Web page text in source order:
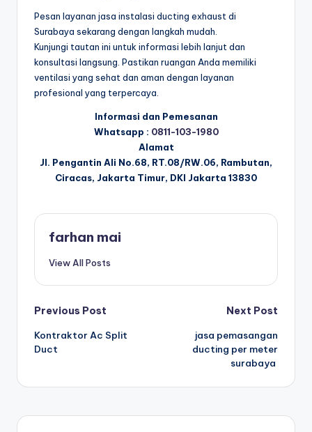
Pesan layanan jasa instalasi ducting exhaust di
Surabaya sekarang dengan langkah mudah.
Kunjungi tautan ini untuk informasi lebih lanjut dan
konsultasi langsung. Pastikan ruangan Anda memiliki
ventilasi yang sehat dan aman dengan layanan
profesional yang terpercaya.
Informasi dan Pemesanan
Whatsapp : 0811-103-1980
Alamat
Jl. Pengantin Ali No.68, RT.08/RW.06, Rambutan,
Ciracas, Jakarta Timur, DKI Jakarta 13830
farhan mai
View All Posts
Post
navigation
Previous Post
Kontraktor Ac Split
Duct
Next Post
jasa pemasangan
ducting per meter
surabaya